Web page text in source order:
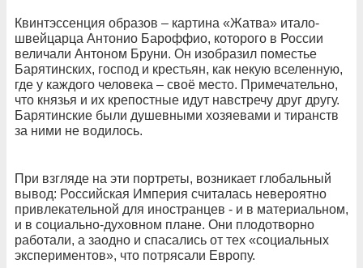
Квинтэссенция образов – картина «Жатва» итало-
швейцарца Антонио Бароффио, которого в России
величали Антоном Бруни. Он изобразил поместье
Барятинских, господ и крестьян, как некую вселенную,
где у каждого человека – своё место. Примечательно,
что князья и их крепостные идут навстречу друг другу.
Барятинские были душевными хозяевами и тиранств
за ними не водилось.
При взгляде на эти портреты, возникает глобальный
вывод: Российская Империя считалась невероятно
привлекательной для иностранцев - и в материальном,
и в социально-духовном плане. Они плодотворно
работали, а заодно и спасались от тех «социальных
экспериментов», что потрясали Европу.